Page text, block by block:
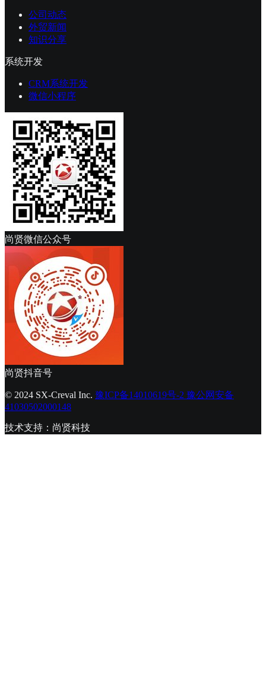
公司动态
外贸新闻
知识分享
系统开发
CRM系统开发
微信小程序
尚贤微信公众号
尚贤抖音号
© 2024 SX-Creval Inc. 豫ICP备14010619号-2 豫公网安备
41030502000148
技术支持：尚贤科技